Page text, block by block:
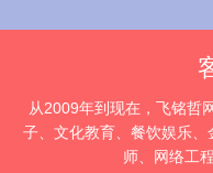
从2009年到现在，飞铭哲
子、文化教育、餐饮娱乐
师、网络工